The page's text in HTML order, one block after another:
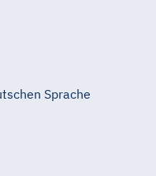
Sprache